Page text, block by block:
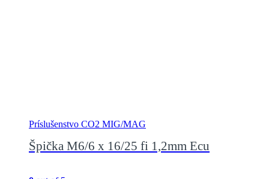
Príslušenstvo CO2 MIG/MAG
Špička M6/6 x 16/25 fi 1,2mm Ecu